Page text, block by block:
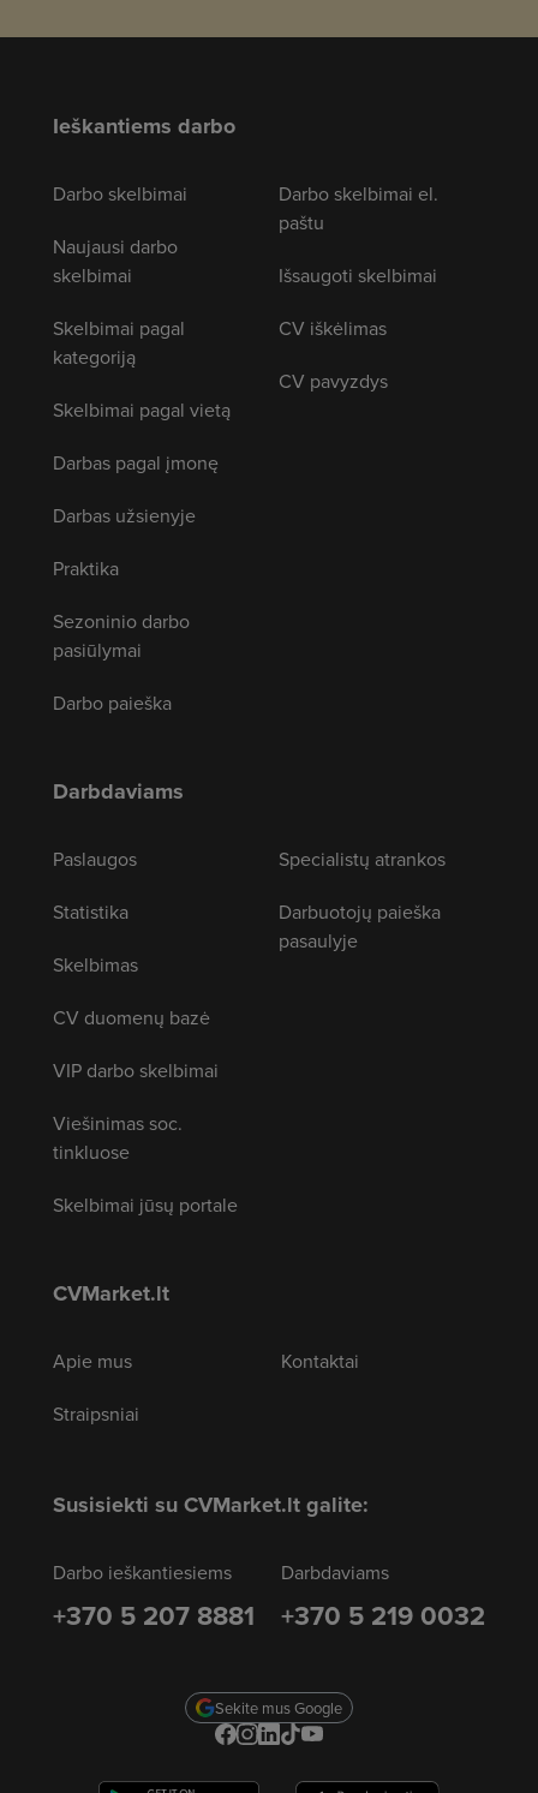
Ieškantiems darbo
Darbo skelbimai
Naujausi darbo
skelbimai
Skelbimai pagal
kategoriją
Skelbimai pagal vietą
Darbas pagal įmonę
Darbas užsienyje
Praktika
Sezoninio darbo
pasiūlymai
Darbo paieška
Darbo skelbimai el.
paštu
Išsaugoti skelbimai
CV iškėlimas
CV pavyzdys
Darbdaviams
Paslaugos
Statistika
Skelbimas
CV duomenų bazė
VIP darbo skelbimai
Viešinimas soc.
tinkluose
Skelbimai jūsų portale
Specialistų atrankos
Darbuotojų paieška
pasaulyje
CVMarket.lt
Apie mus
Straipsniai
Kontaktai
Susisiekti su CVMarket.lt galite:
Darbo ieškantiesiems
+370 5 207 8881
Darbdaviams
+370 5 219 0032
Sekite mus Google